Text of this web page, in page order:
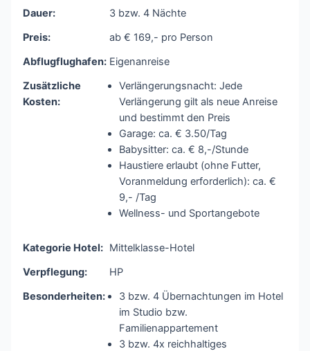
Dauer:
3 bzw. 4 Nächte
Preis:
ab € 169,- pro Person
Abflugflughafen: Eigenanreise
Zusätzliche
Kosten:
Verlängerungsnacht: Jede
Verlängerung gilt als neue Anreise
und bestimmt den Preis
Garage: ca. € 3.50/Tag
Babysitter: ca. € 8,-/Stunde
Haustiere erlaubt (ohne Futter,
Voranmeldung erforderlich): ca. €
9,- /Tag
Wellness- und Sportangebote
Kategorie Hotel: Mittelklasse-Hotel
Verpflegung:
HP
Besonderheiten:
3 bzw. 4 Übernachtungen im Hotel
im Studio bzw.
Familienappartement
3 bzw. 4x reichhaltiges